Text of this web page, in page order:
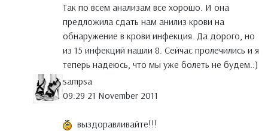
Так по всем анализам все хорошо. И она
предложила сдать нам анилиз крови на
обнаружение в крови инфекция. Да дорого, но
из 15 инфекций нашли 8. Сейчас пролечились и я
теперь надеюсь, что мы уже болеть не будем.:)
sampsa
09:29 21 November 2011
выздоравливайте!!!